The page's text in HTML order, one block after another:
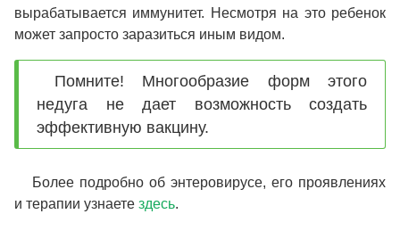
вырабатывается иммунитет. Несмотря на это ребенок
может запросто заразиться иным видом.
Помните! Многообразие форм этого
недуга не дает возможность создать
эффективную вакцину.
Более подробно об энтеровирусе, его проявлениях
и терапии узнаете здесь.